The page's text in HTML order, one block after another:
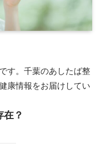
す。千葉のあしたば整
康情報をお届けしてい
在？